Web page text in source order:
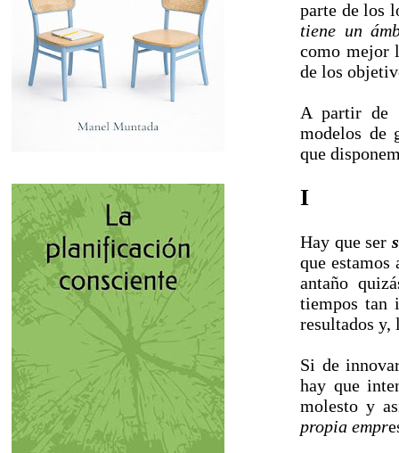
parte de los
tiene un
como mejor
de los
A partir de
modelos de
que
I
Hay que ser
que estamos
antaño
tiempos tan
resultados y,
Si de
hay que
molesto y
propia empr